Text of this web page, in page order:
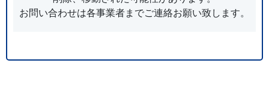
お問い合わせは各事業者までご連絡お願い致します。